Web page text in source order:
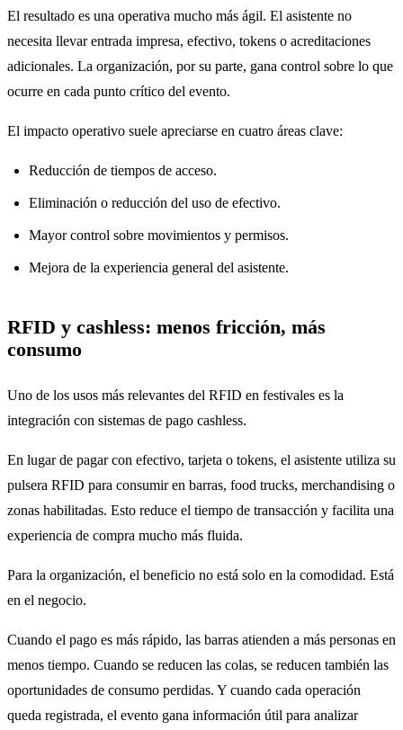
El resultado es una operativa mucho más ágil. El asistente no
necesita llevar entrada impresa, efectivo, tokens o acreditaciones
adicionales. La organización, por su parte, gana control sobre lo que
ocurre en cada punto crítico del evento.
El impacto operativo suele apreciarse en cuatro áreas clave:
Reducción de tiempos de acceso.
Eliminación o reducción del uso de efectivo.
Mayor control sobre movimientos y permisos.
Mejora de la experiencia general del asistente.
RFID y cashless: menos fricción, más
consumo
Uno de los usos más relevantes del RFID en festivales es la
integración con sistemas de pago cashless.
En lugar de pagar con efectivo, tarjeta o tokens, el asistente utiliza su
pulsera RFID para consumir en barras, food trucks, merchandising o
zonas habilitadas. Esto reduce el tiempo de transacción y facilita una
experiencia de compra mucho más fluida.
Para la organización, el beneficio no está solo en la comodidad. Está
en el negocio.
Cuando el pago es más rápido, las barras atienden a más personas en
menos tiempo. Cuando se reducen las colas, se reducen también las
oportunidades de consumo perdidas. Y cuando cada operación
queda registrada, el evento gana información útil para analizar